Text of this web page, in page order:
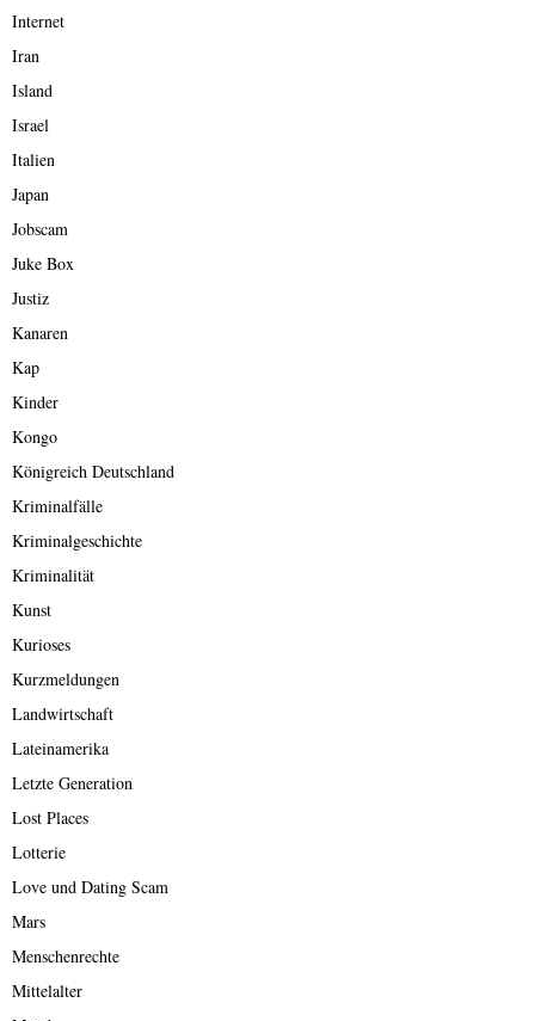
Internet
Iran
Island
Israel
Italien
Japan
Jobscam
Juke Box
Justiz
Kanaren
Kap
Kinder
Kongo
Königreich Deutschland
Kriminalfälle
Kriminalgeschichte
Kriminalität
Kunst
Kurioses
Kurzmeldungen
Landwirtschaft
Lateinamerika
Letzte Generation
Lost Places
Lotterie
Love und Dating Scam
Mars
Menschenrechte
Mittelalter